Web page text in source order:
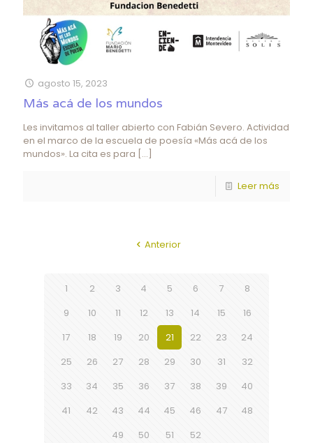
agosto 15, 2023
Más acá de los mundos
Les invitamos al taller abierto con Fabián Severo. Actividad
en el marco de la escuela de poesía «Más acá de los
mundos». La cita es para […]
Leer más
Anterior
1 2 3 4 5 6 7
8
9
10 11 12 13 14 15
16
17
18 19 20 21 22 23
24
25
26 27 28 29 30 31
32
33
34 35 36 37 38 39
40
41
42 43 44 45 46 47
48
49
50 51 52